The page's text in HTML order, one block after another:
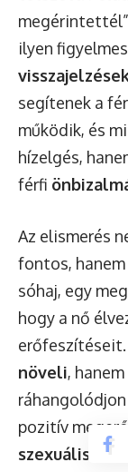
ilyen
segítenek a
működik, és
hízelgés,
férfi
Az elismerés
fontos,
sóhaj, egy
hogy a nő
erőfeszítéseit.
növeli,
ráhangolódjon
pozitív
szexuális